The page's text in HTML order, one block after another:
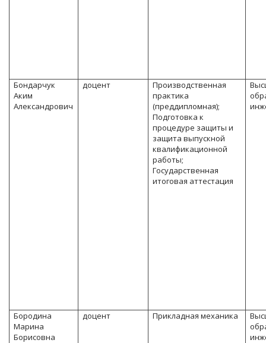
Бондарчук
Аким
Александрович
доцент
Производственная
практика
(преддипломная);
Подготовка к
процедуре защиты и
защита выпускной
квалификационной
работы;
Государственная
итоговая аттестация
Бородина
Марина
Борисовна
доцент Прикладная механика